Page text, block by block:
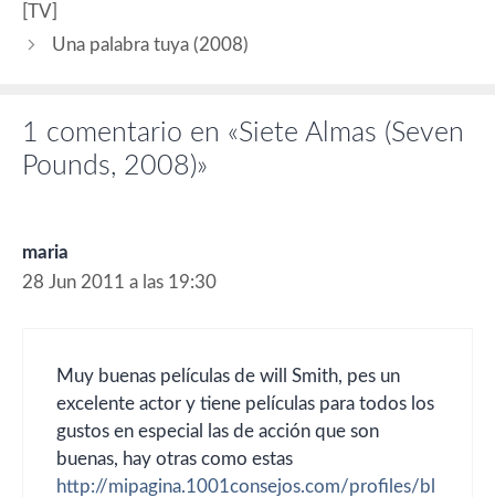
Sternberg y Gregory…
[TV]
Una palabra tuya (2008)
1 comentario en «Siete Almas (Seven
Pounds, 2008)»
maria
28 Jun 2011 a las 19:30
Muy buenas películas de will Smith, pes un
excelente actor y tiene películas para todos los
gustos en especial las de acción que son
buenas, hay otras como estas
http://mipagina.1001consejos.com/profiles/bl